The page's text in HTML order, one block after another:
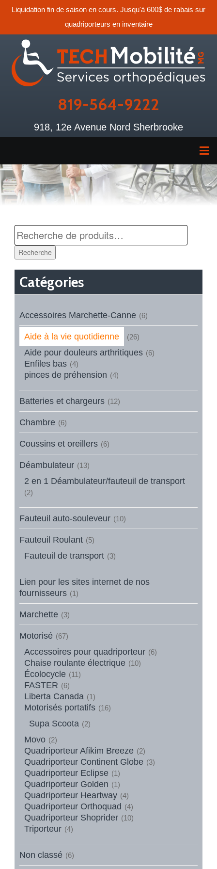
Liquidation fin de saison en cours. Jusqu'à 600$ de rabais sur
quadriporteurs en inventaire
819-564-9222
918, 12e Avenue Nord Sherbrooke
Recherche
Catégories
Accessoires Marchette-Canne (6)
Aide à la vie quotidienne (26)
Aide pour douleurs arthritiques (6)
Enfiles bas (4)
pinces de préhension (4)
Batteries et chargeurs (12)
Chambre (6)
Coussins et oreillers (6)
Déambulateur (13)
2 en 1 Déambulateur/fauteuil de transport
(2)
Fauteuil auto-souleveur (10)
Fauteuil Roulant (5)
Fauteuil de transport (3)
Lien pour les sites internet de nos
fournisseurs (1)
Marchette (3)
Motorisé (67)
Accessoires pour quadriporteur (6)
Chaise roulante électrique (10)
Écolocycle (11)
FASTER (6)
Liberta Canada (1)
Motorisés portatifs (16)
Supa Scoota (2)
Movo (2)
Quadriporteur Afikim Breeze (2)
Quadriporteur Continent Globe (3)
Quadriporteur Eclipse (1)
Quadriporteur Golden (1)
Quadriporteur Heartway (4)
Quadriporteur Orthoquad (4)
Quadriporteur Shoprider (10)
Triporteur (4)
Non classé (6)